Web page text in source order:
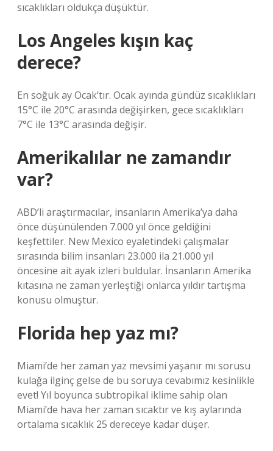
sıcaklıkları oldukça düşüktür.
Los Angeles kışın kaç
derece?
En soğuk ay Ocak’tır. Ocak ayında gündüz sıcaklıkları
15°C ile 20°C arasında değişirken, gece sıcaklıkları
7°C ile 13°C arasında değişir.
Amerikalılar ne zamandır
var?
ABD’li araştırmacılar, insanların Amerika’ya daha
önce düşünülenden 7.000 yıl önce geldiğini
keşfettiler. New Mexico eyaletindeki çalışmalar
sırasında bilim insanları 23.000 ila 21.000 yıl
öncesine ait ayak izleri buldular. İnsanların Amerika
kıtasına ne zaman yerleştiği onlarca yıldır tartışma
konusu olmuştur.
Florida hep yaz mı?
Miami’de her zaman yaz mevsimi yaşanır mı sorusu
kulağa ilginç gelse de bu soruya cevabımız kesinlikle
evet! Yıl boyunca subtropikal iklime sahip olan
Miami’de hava her zaman sıcaktır ve kış aylarında
ortalama sıcaklık 25 dereceye kadar düşer.